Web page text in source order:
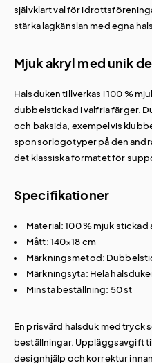
självklart val för
stärka lagkänslan med egna
Mjuk akryl med unik
Halsduken tillverkas i 100 %
dubbelstickad i valfria färger.
och baksida, exempelvis
sponsorlogotyper på den
det klassiska formatet för
Specifikationer
Material: 100 % mjuk stickad
Mått: 140×18 cm
Märkningsmetod:
Märkningsyta: Hela
Minsta beställning: 50 st
En prisvärd halsduk med tryck
beställningar. Uppläggsavgift
designhjälp och korrektur